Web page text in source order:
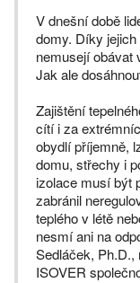
V dnešní době
domy. Díky
nemusejí obávat
Jak ale
Zajištění
cítí i za
obydlí příjemně,
domu, střechy i
izolace musí být
zabránil
teplého v létě
nesmí ani na
Sedláček,
ISOVER